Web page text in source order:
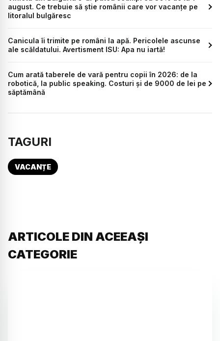
august. Ce trebuie să știe românii care vor vacanțe pe
litoralul bulgăresc
Canicula îi trimite pe români la apă. Pericolele ascunse
ale scăldatului. Avertisment ISU: Apa nu iartă!
Cum arată taberele de vară pentru copii în 2026: de la
robotică, la public speaking. Costuri și de 9000 de lei pe
săptămână
TAGURI
VACANȚE
ARTICOLE DIN ACEEAȘI
CATEGORIE